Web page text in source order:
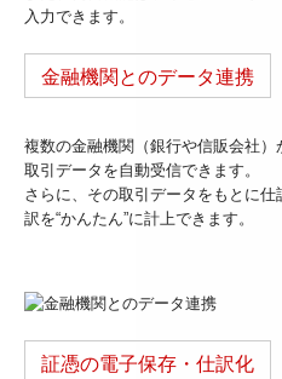
入力できます。
金融機関とのデータ連携
複数の金融機関（銀行や信販会社
取引データを自動受信できます。
さらに、その取引データをもとに
訳を“かんたん”に計上できます。
証憑の電子保存・仕訳化